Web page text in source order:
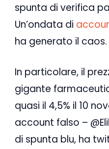
spunta di verifica
Un’ondata di
ha generato il caos.
In particolare, il
gigante
quasi il 4,5% il 10
account falso –
di spunta blu, ha